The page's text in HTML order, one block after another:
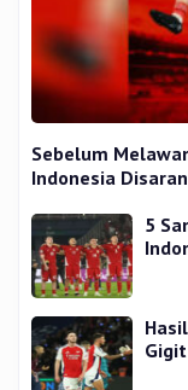
Sebelum
Indonesia
5